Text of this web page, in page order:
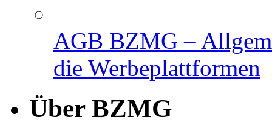
AGB BZMG –
die Werbeplattformen
Über BZMG